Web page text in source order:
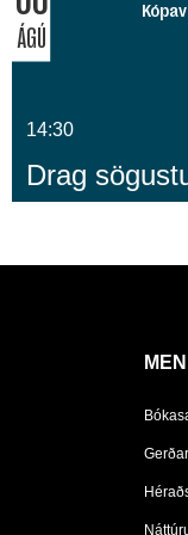
ÁGÚ
14:30
Drag